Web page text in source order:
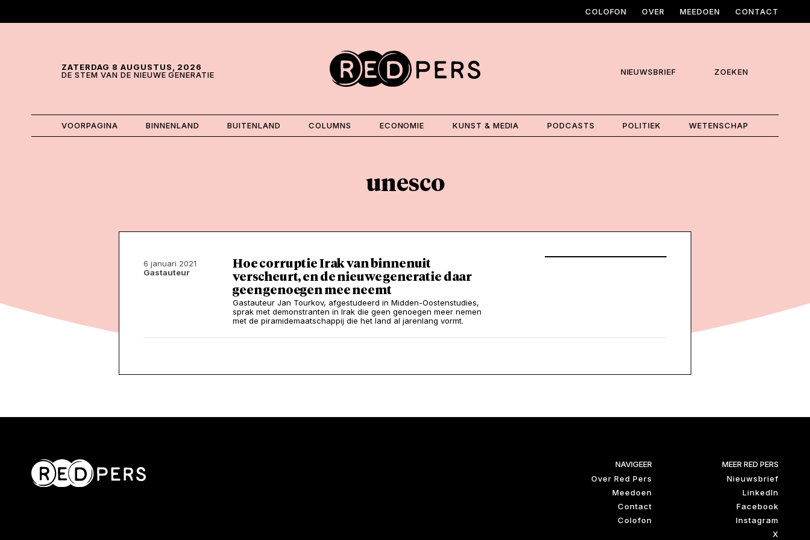
COLOFON OVER MEEDOEN CONTACT
ZATERDAG 8 AUGUSTUS, 2026
DE STEM VAN DE NIEUWE GENERATIE
NIEUWSBRIEF ZOEKEN
VOORPAGINA BINNENLAND BUITENLAND COLUMNS ECONOMIE KUNST & MEDIA PODCASTS POLITIEK WETENSCHAP
unesco
6 januari 2021
Gastauteur
Hoe corruptie Irak van binnenuit
verscheurt, en de nieuwe generatie daar
geen genoegen mee neemt
Gastauteur Jan Tourkov, afgestudeerd in Midden-Oostenstudies,
sprak met demonstranten in Irak die geen genoegen meer nemen
met de piramidemaatschappij die het land al jarenlang vormt.
NAVIGEER
Over Red Pers
Meedoen
Contact
Colofon
MEER RED PERS
Nieuwsbrief
LinkedIn
Facebook
Instagram
X